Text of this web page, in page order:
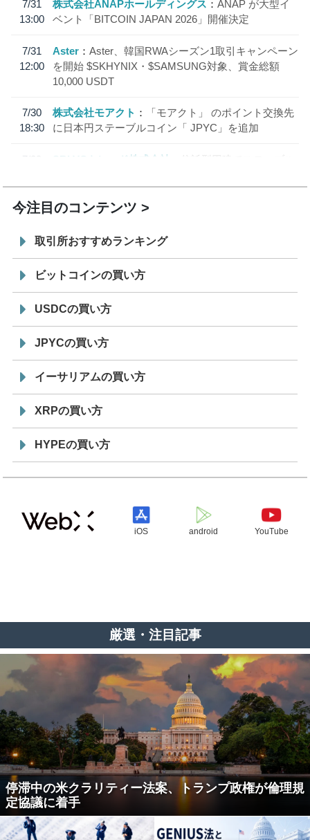
7/31
13:00
株式会社ANAPホールディングス
ANAP が大型イ
ベント「BITCOIN JAPAN 2026」開催決定
7/31
12:00
Aster
Aster、韓国RWAシーズン1取引キャンペーン
を開始 $SKHYNIX・$SAMSUNG対象、賞金総額
10,000 USDT
7/30
18:30
株式会社モアクト
「モアクト」 のポイント交換先
に日本円ステーブルコイン「 JPYC」を追加
7/29
SBI VCトレード株式会社
信託型円建てステーブル
今注目のコンテンツ
取引所おすすめランキング
ビットコインの買い方
USDCの買い方
JPYCの買い方
イーサリアムの買い方
XRPの買い方
HYPEの買い方
iOS android YouTube
厳選・注目記事
停滞中の米クラリティー法案、トランプ政権が倫理規
定協議に着手